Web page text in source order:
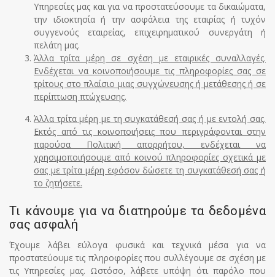
Υπηρεσίες μας και για να προστατεύσουμε τα δικαιώματα,
την ιδιοκτησία ή την ασφάλεια της εταιρίας ή τυχόν
συγγενούς εταιρείας, επιχειρηματικού συνεργάτη ή
πελάτη μας.
Άλλα τρίτα μέρη σε σχέση με εταιρικές συναλλαγές.
Ενδέχεται να κοινοποιήσουμε τις πληροφορίες σας σε
τρίτους στο πλαίσιο μιας συγχώνευσης ή μετάθεσης ή σε
περίπτωση πτώχευσης.
Άλλα τρίτα μέρη με τη συγκατάθεσή σας ή με εντολή σας.
Εκτός από τις κοινοποιήσεις που περιγράφονται στην
παρούσα Πολιτική απορρήτου, ενδέχεται να
χρησιμοποιήσουμε από κοινού πληροφορίες σχετικά με
σας με τρίτα μέρη εφόσον δώσετε τη συγκατάθεσή σας ή
το ζητήσετε.
Τι κάνουμε για να διατηρούμε τα δεδομένα
σας ασφαλή
Έχουμε λάβει εύλογα φυσικά και τεχνικά μέσα για να
προστατεύουμε τις πληροφορίες που συλλέγουμε σε σχέση με
τις Υπηρεσίες μας. Ωστόσο, λάβετε υπόψη ότι παρόλο που